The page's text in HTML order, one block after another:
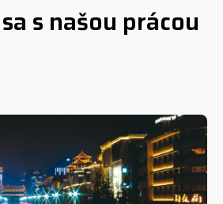
s našou prácou